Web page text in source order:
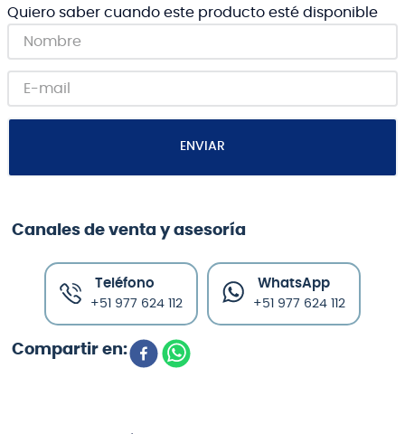
Quiero saber cuando este producto esté disponible
ENVIAR
Canales de venta y asesoría
Teléfono
+51 977 624 112
WhatsApp
+51 977 624 112